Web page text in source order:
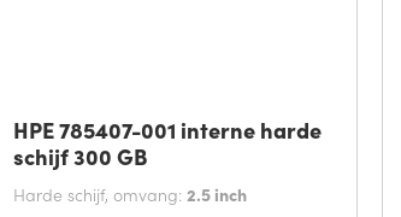
HPE 785407-001 interne harde
schijf 300 GB
Harde schijf, omvang: 2.5 inch